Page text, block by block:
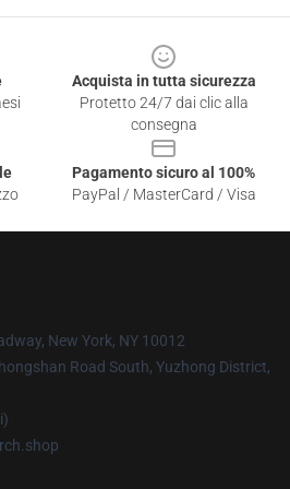
Acquista in tutta sicurezza
Protetto 24/7 dai clic alla
consegna
Pagamento sicuro al 100%
PayPal / MasterCard / Visa
New York, NY 10012
Road South, Yuzhong District,